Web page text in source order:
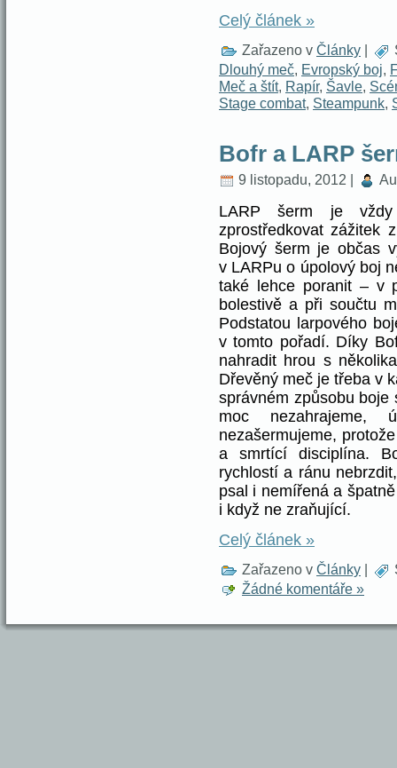
Celý článek »
Zařazeno v Články
Dlouhý meč, Evropský boj,
Meč a štít, Rapír, Šavle,
Stage combat, Steampunk,
Bofr a LARP
9 listopadu, 2012 |
LARP šerm je
zprostředkovat zážitek
Bojový šerm je občas
v LARPu o úpolový boj
také lehce poranit – v
bolestivě a při součtu
Podstatou larpového
v tomto pořadí. Díky
nahradit hrou s
Dřevěný meč je třeba v
správném způsobu
moc nezahrajeme,
nezašermujeme,
a smrtící disciplína.
rychlostí a ránu
psal i nemířená a
i když ne zraňující.
Celý článek »
Zařazeno v Články |
Žádné komentáře »